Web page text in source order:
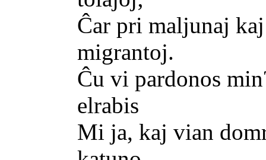
Ĉar pri maljunaj
migrantoj.
Ĉu vi pardonos
elrabis
Mi ja, kaj vian